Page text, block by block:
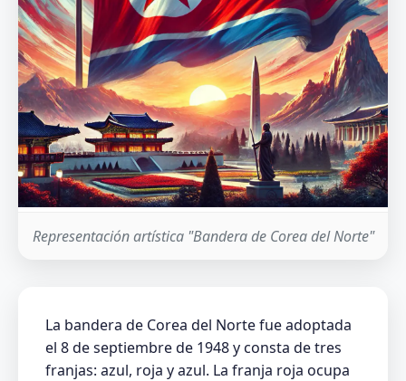
Representación artística "Bandera de Corea del Norte"
La bandera de Corea del Norte fue adoptada
el 8 de septiembre de 1948 y consta de tres
franjas: azul, roja y azul. La franja roja ocupa